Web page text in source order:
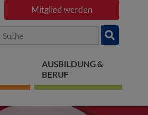
Mitglied werden
AUSBILDUNG &
BERUF